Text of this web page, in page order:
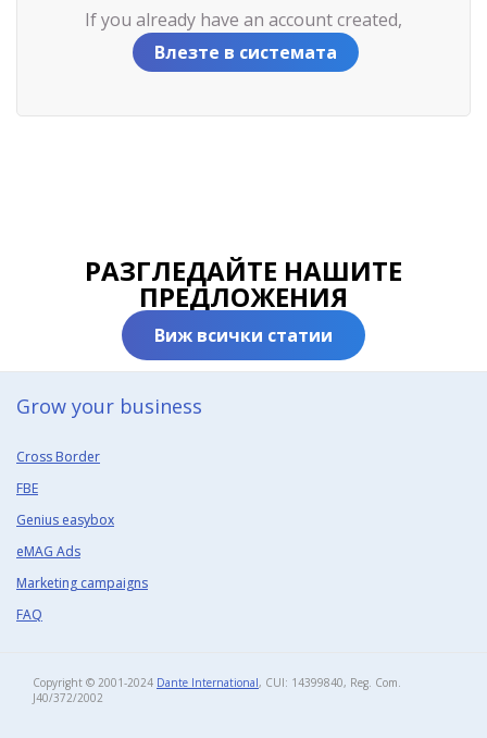
If you already have an account created,
Влезте в системата
РАЗГЛЕДАЙТЕ НАШИТЕ
ПРЕДЛОЖЕНИЯ
Виж всички статии
Grow your business​
Cross Border
FBE
Genius easybox
eMAG Ads
Marketing campaigns
FAQ
Copyright © 2001-2024 Dante International, CUI: 14399840, Reg. Com.
J40/372/2002​